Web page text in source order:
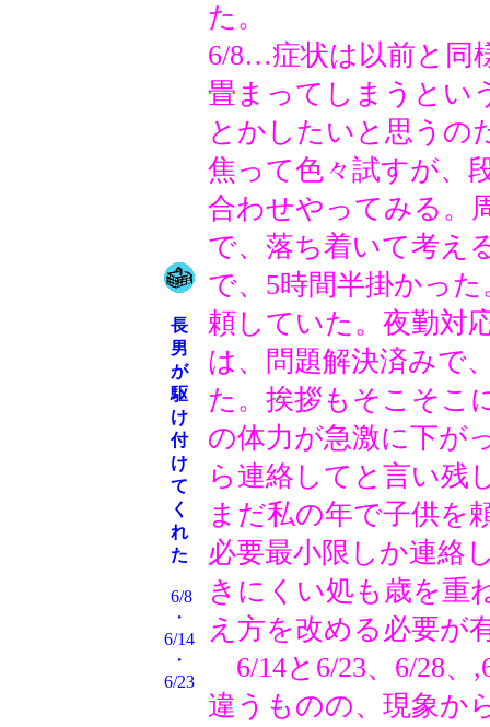
長
男
が
駆
け
付
け
て
く
れ
た
6/8
・
6/14
・
6/23
た。
6/8…症状は以前と同
畳まってしまうとい
とかしたいと思うの
焦って色々試すが、
合わせやってみる。
で、落ち着いて考え
で、5時間半掛かっ
頼していた。夜勤対
は、問題解決済みで
た。挨拶もそこそこ
の体力が急激に下が
ら連絡してと言い残
まだ私の年で子供を
必要最小限しか連絡
きにくい処も歳を重
え方を改める必要が
6/14と6/23、6/28、
違うものの、現象か